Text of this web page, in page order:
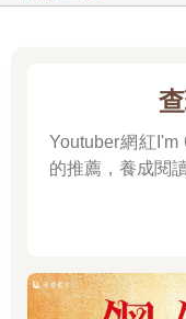
Youtuber網紅
的推薦，養成閱